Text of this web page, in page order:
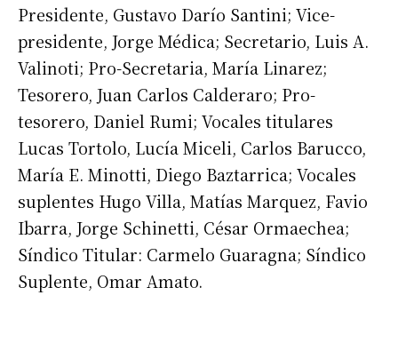
Presidente, Gustavo Darío Santini; Vice-
presidente, Jorge Médica; Secretario, Luis A.
Valinoti; Pro-Secretaria, María Linarez;
Tesorero, Juan Carlos Calderaro; Pro-
tesorero, Daniel Rumi; Vocales titulares
Lucas Tortolo, Lucía Miceli, Carlos Barucco,
María E. Minotti, Diego Baztarrica; Vocales
suplentes Hugo Villa, Matías Marquez, Favio
Ibarra, Jorge Schinetti, César Ormaechea;
Síndico Titular: Carmelo Guaragna; Síndico
Suplente, Omar Amato.